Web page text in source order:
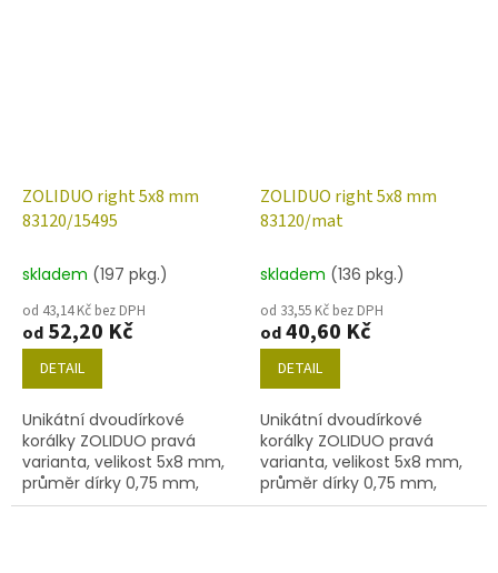
ZOLIDUO right 5x8 mm
83120/15495
skladem (197 pkg.)
od 43,14 Kč bez DPH
od 52,20 Kč
DETAIL
Unikátní dvoudírkové
korálky ZOLIDUO pravá
varianta, velikost 5x8 mm,
průměr dírky 0,75 mm,
obsah balení 20 ks nebo
ZOLIDUO right 5x8 mm
83120/mat
skladem (136 pkg.)
od 33,55 Kč bez DPH
od40,60 Kč
DETAIL
Unikátní dvoudírkové
korálky ZOLIDUO pravá
varianta, velikost 5x8 mm,
průměr dírky 0,75 mm,
obsah balení 20 ks nebo